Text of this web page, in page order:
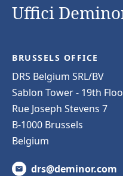
Uffici
BRUSSELS OFFICE
DRS Belgium SRL/BV
Sablon Tower - 19th
Rue Joseph Stevens 7
B-1000 Brussels
Belgium
drs@deminor.com